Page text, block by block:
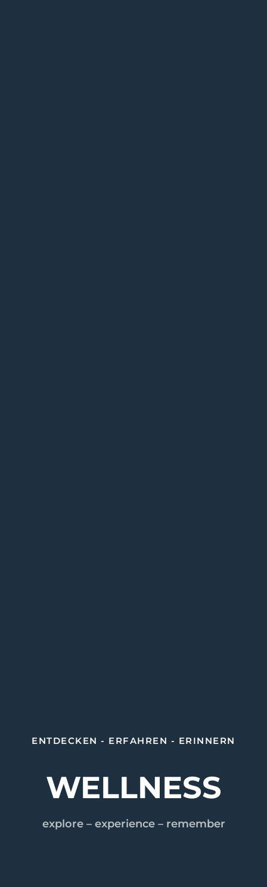
ENTDECKEN - ERFAHREN - ERINNERN
WELLNESS
explore – experience – remember